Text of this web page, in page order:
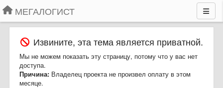
МЕГАЛОГИСТ
Извините, эта тема является приватной.
Мы не можем показать эту страницу, потому что у вас нет
доступа.
Причина: Владелец проекта не произвел оплату в этом
месяце.